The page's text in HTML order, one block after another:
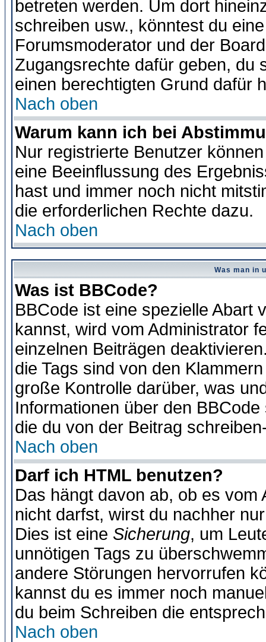
betreten werden. Um dort
schreiben usw., könntest du
Forumsmoderator und der
Zugangsrechte dafür geben, du
einen berechtigten Grund dafür
Nach oben
Warum kann ich bei
Nur registrierte Benutzer
eine Beeinflussung des
hast und immer noch nicht
die erforderlichen Rechte dazu.
Nach oben
Was man in
Was ist BBCode?
BBCode ist eine spezielle Abart
kannst, wird vom Administrator
einzelnen Beiträgen
die Tags sind von den
große Kontrolle darüber, was
Informationen über den
die du von der Beitrag
Nach oben
Darf ich HTML benutzen?
Das hängt davon ab, ob es
nicht darfst, wirst du nachher
Dies ist eine Sicherung, um
unnötigen Tags zu
andere Störungen hervorrufen
kannst du es immer noch
du beim Schreiben die
Nach oben